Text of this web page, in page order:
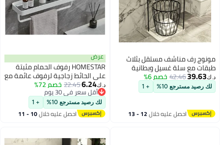
مونوج رف مناشف مستقل بثلاث
طبقات مع سلة غسيل وبطانية
ومنظم ملابس للحمام وغرفة النوم
د.ك‏39.63
42.46خصم 6%
لك رصيد مسترجع 10% + 1
احصل عليه خلال 12 - 13
عرض
HOMESTAR رفوف الحمام مثبتة
على الحائط زجاجية لرفوف عائمة مع
حامل مناشف دش 2 طبقة منظم -
أبيض
د.ك‏6.24
22.45خصم 72%
أقل سعر في 30 يوم
أقل سعر في 30 يوم
لك رصيد مسترجع 10% + 1
احصل عليه خلال 10 - 11